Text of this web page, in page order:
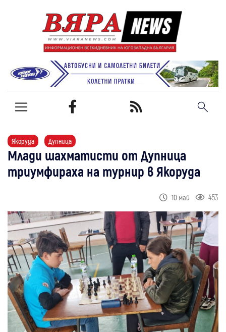
Якоруда Дупница
Млади шахматисти от Дупница
триумфираха на турнир в Якоруда
10 май 453